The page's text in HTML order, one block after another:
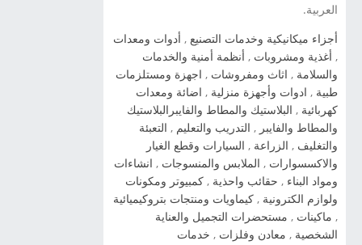
cerato شاهد صور السيارة » صور سياراة سبورتاج
2014 شاهد صور السيارة » صور سيارات كيا اوبتيما
2014 شاهد صور السيارة » صور سيارات كيا سول
2014 شاهد صور السيارة » صور سيارات كيا بيكانتو
2014 شاهد صور السيارة » صور سيارات كيا
سيراتو 2014 شاهد صور السيارة » صورة سيارة
كيا ريو 2014 شاهد صور السيارة » صور سيارة كيا
kia cadenza 2014 شاهد صور السيارة » ...
العربية.
أجزاء ميكانيكية وخدمات التصنيع , أدوات ومعدات
, أغذية ومشروبات , أنظمة أمنية والخدمات
والسلامة , اثاث ومفروشات , اجهزة ومستلزمات
طبية , ادوات وأجهزة منزلية , اضائة ومعدات
كهربائية , البلاستيك والمطاط والفايبرالبلاستيك
والمطاط والفايبر , التدريب والتعليم , التعبئة
والتغليف , الزراعة , السيارات وقطع الغيار
والاكسسوارات , الملابس والمنسوجات , انشاءات
ومواد البناء , حقائب واحذية , كمبيوتر ومكونات
ولوازم الكترونية , كيماويات ومنتجات بتروكيميائية
, ماكينات , مستحضرات التجميل والعناية
الشخصية , معادن وفلزات , خدمات